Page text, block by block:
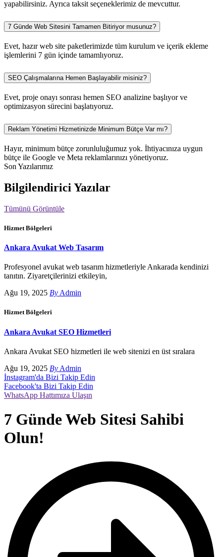
yapabilirsiniz. Ayrıca taksit seçeneklerimiz de mevcuttur.
7 Günde Web Sitesini Tamamen Bitiriyor musunuz?
Evet, hazır web site paketlerimizde tüm kurulum ve içerik ekleme
işlemlerini 7 gün içinde tamamlıyoruz.
SEO Çalışmalarına Hemen Başlayabilir misiniz?
Evet, proje onayı sonrası hemen SEO analizine başlıyor ve
optimizasyon sürecini başlatıyoruz.
Reklam Yönetimi Hizmetinizde Minimum Bütçe Var mı?
Hayır, minimum bütçe zorunluluğumuz yok. İhtiyacınıza uygun
bütçe ile Google ve Meta reklamlarınızı yönetiyoruz.
Son Yazılarımız
Bilgilendirici Yazılar
Tümünü Görüntüle
Hizmet Bölgeleri
Ankara Avukat Web Tasarım
Profesyonel avukat web tasarım hizmetleriyle Ankarada kendinizi
tanıtın. Ziyaretçilerinizi etkileyin,
Ağu 19, 2025 By Admin
Hizmet Bölgeleri
Ankara Avukat SEO Hizmetleri
Ankara Avukat SEO hizmetleri ile web sitenizi en üst sıralara
Ağu 19, 2025 By Admin
İnstagram'da Bizi Takip Edin
Facebook'ta Bizi Takip Edin
WhatsApp Hattımıza Ulaşın
7 Günde Web Sitesi Sahibi
Olun!